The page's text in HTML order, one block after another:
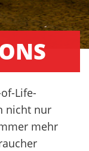
Life-
nicht nur
mehr